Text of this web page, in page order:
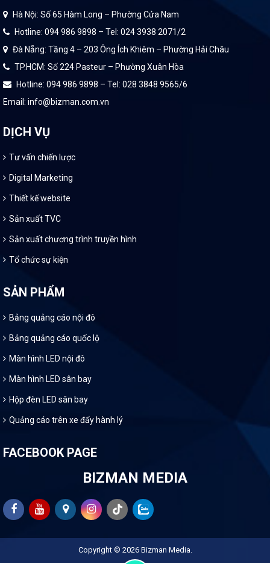
Hà Nội: Số 65 Hàm Long – Phường Cửa Nam
Hotline: 094 986 9898 – Tel: 024 3938 2071/2
Đà Nẵng: Tầng 4 – 203 Ông Ích Khiêm – Phường Hải Châu
TP.HCM: Số 224 Pasteur – Phường Xuân Hòa
Hotline: 094 986 9898 – Tel: 028 3848 9565/6
Email: info@bizman.com.vn
DỊCH VỤ
Tư vấn chiến lược
Digital Marketing
Thiết kế website
Sản xuất TVC
Sản xuất chương trình truyền hình
Tổ chức sự kiện
SẢN PHẨM
Bảng quảng cáo nội đô
Bảng quảng cáo quốc lộ
Màn hình LED nội đô
Màn hình LED sân bay
Hộp đèn LED sân bay
Quảng cáo trên xe đẩy hành lý
FACEBOOK PAGE
BIZMAN MEDIA
Copyright © 2026 Bizman Media